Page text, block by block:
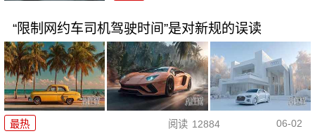
“限制网约车司机驾驶时间”是对新规的误读
最热 阅读 12884 06-02